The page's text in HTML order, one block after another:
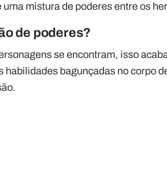
mistura de poderes entre os
de poderes?
se encontram, isso
bagunçadas no corpo